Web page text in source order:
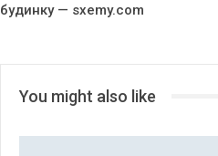
будинку — sxemy.com
You might also like